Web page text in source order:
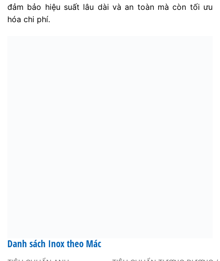
đảm bảo hiệu suất lâu dài và an toàn mà còn tối ưu
hóa chi phí.
Danh sách Inox theo Mác